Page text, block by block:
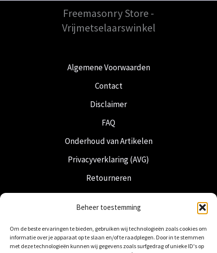
Beheer toestemming
Om de beste ervaringen te bieden, gebruiken wij technologieën zoals cookies om
informatie over je apparaat op te slaan en/of te raadplegen. Door in te stemmen
met deze technologieën kunnen wij gegevens zoals surfgedrag of unieke ID's op
Freemasonry Store -
Vrijmetselaarswinkel
Algemene Voorwaarden
Contact
Disclaimer
FAQ
Onderhoud van Artikelen
Privacyverklaring (AVG)
Retourneren
Verzending & Levering
Nederlandse Regalia